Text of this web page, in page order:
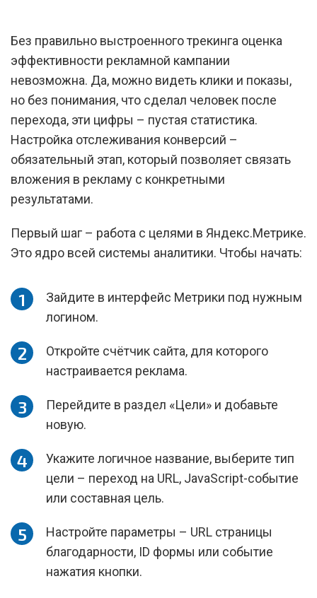
Без правильно выстроенного трекинга оценка
эффективности рекламной кампании
невозможна. Да, можно видеть клики и показы,
но без понимания, что сделал человек после
перехода, эти цифры – пустая статистика.
Настройка отслеживания конверсий –
обязательный этап, который позволяет связать
вложения в рекламу с конкретными
результатами.
Первый шаг – работа с целями в Яндекс.Метрике.
Это ядро всей системы аналитики. Чтобы начать:
Зайдите в интерфейс Метрики под нужным
логином.
Откройте счётчик сайта, для которого
настраивается реклама.
Перейдите в раздел «Цели» и добавьте
новую.
Укажите логичное название, выберите тип
цели – переход на URL, JavaScript-событие
или составная цель.
Настройте параметры – URL страницы
благодарности, ID формы или событие
нажатия кнопки.